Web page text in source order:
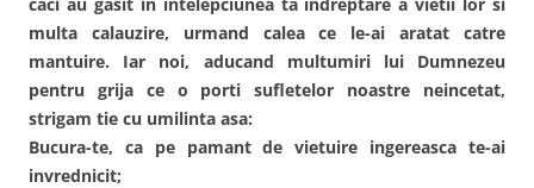
multa calauzire, urmand calea ce le-ai aratat catre
mantuire. Iar noi, aducand multumiri lui Dumnezeu
pentru grija ce o porti sufletelor noastre neincetat,
strigam tie cu umilinta asa:
Bucura-te, ca pe pamant de vietuire ingereasca te-ai
invrednicit;